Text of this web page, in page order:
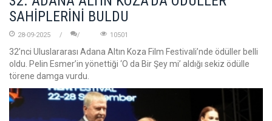
SAHİPLERİNİ BULDU
28-09-2025 10501
32’nci Uluslararası Adana Altın Koza Film Festivali’nde ödüller belli
oldu. Pelin Esmer’in yönettiği ‘O da Bir Şey mi’ aldığı sekiz ödülle
törene damga vurdu.